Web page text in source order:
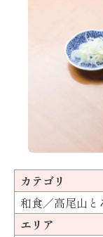
カテゴリ
和食／高尾山と
エリア